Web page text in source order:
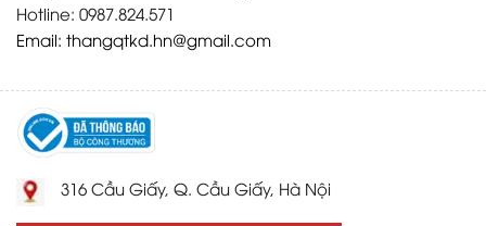
Hotline: 0987.824.571
Email: thangqtkd.hn@gmail.com
316 Cầu Giấy, Q. Cầu Giấy, Hà Nội